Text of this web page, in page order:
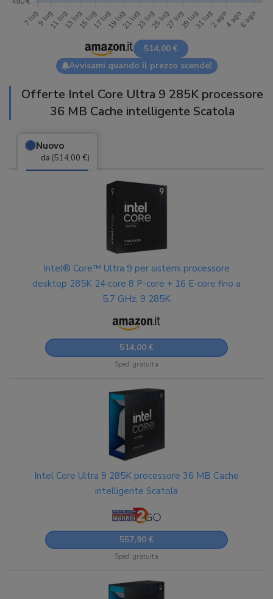
514,00 €
Avvisami quando il prezzo scende!
Offerte Intel Core Ultra 9 285K processore
36 MB Cache intelligente Scatola
Nuovo
da (514,00 €)
Intel® Core™ Ultra 9 per sistemi processore
desktop 285K 24 core 8 P-core + 16 E-core fino a
5,7 GHz, 9 285K
514,00 €
Sped. gratuita
Intel Core Ultra 9 285K processore 36 MB Cache
intelligente Scatola
557,90 €
Sped. gratuita